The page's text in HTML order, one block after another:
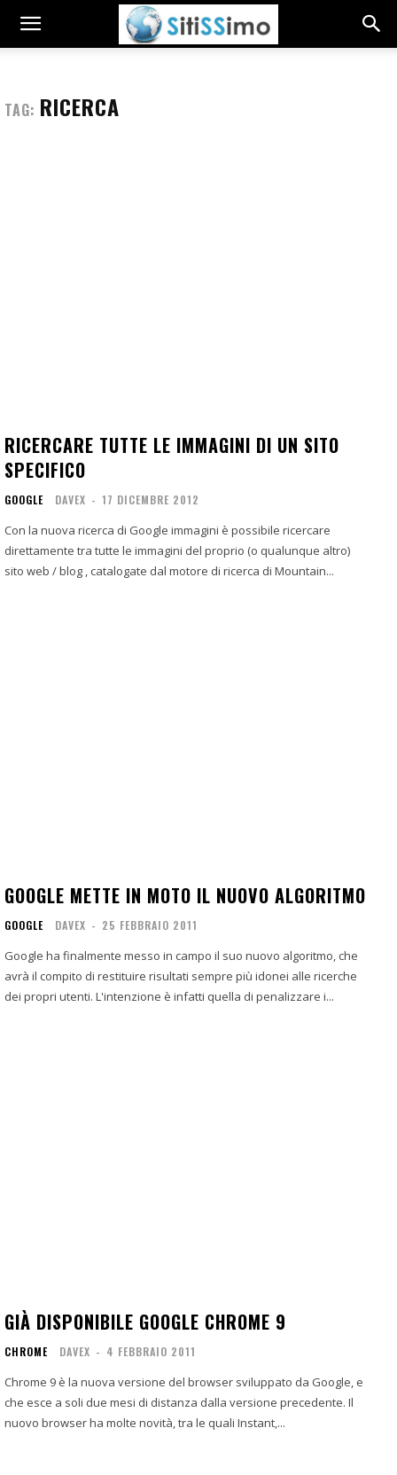
TAG: RICERCA
RICERCARE TUTTE LE IMMAGINI DI UN SITO
SPECIFICO
GOOGLE DAVEX - 17 DICEMBRE 2012
Con la nuova ricerca di Google immagini è possibile ricercare
direttamente tra tutte le immagini del proprio (o qualunque altro)
sito web / blog , catalogate dal motore di ricerca di Mountain...
GOOGLE METTE IN MOTO IL NUOVO ALGORITMO
GOOGLE DAVEX - 25 FEBBRAIO 2011
Google ha finalmente messo in campo il suo nuovo algoritmo, che
avrà il compito di restituire risultati sempre più idonei alle ricerche
dei propri utenti. L'intenzione è infatti quella di penalizzare i...
GIÀ DISPONIBILE GOOGLE CHROME 9
CHROME DAVEX - 4 FEBBRAIO 2011
Chrome 9 è la nuova versione del browser sviluppato da Google, e
che esce a soli due mesi di distanza dalla versione precedente. Il
nuovo browser ha molte novità, tra le quali Instant,...